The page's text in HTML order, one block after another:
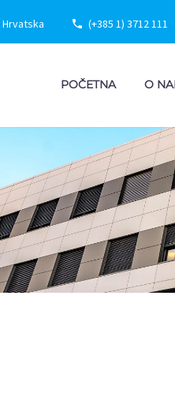
(+385 1) 3712 111
POČETNA O